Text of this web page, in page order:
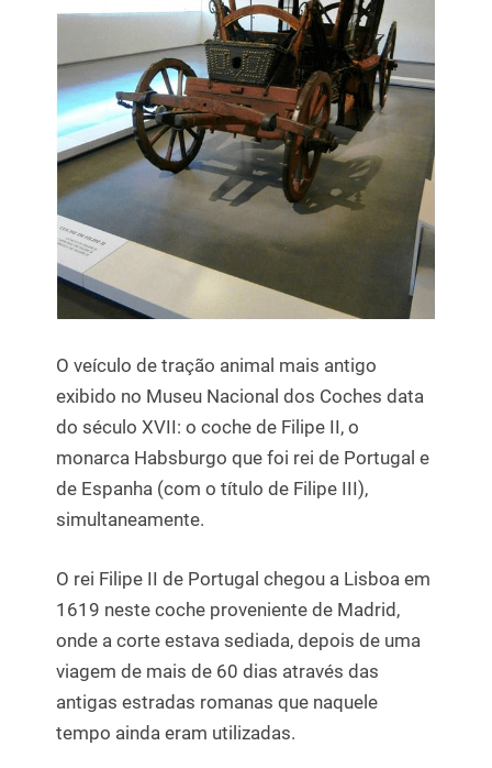
O veículo de tração animal mais antigo
exibido no Museu Nacional dos Coches data
do século XVII: o coche de Filipe II, o
monarca Habsburgo que foi rei de Portugal e
de Espanha (com o título de Filipe III),
simultaneamente.
O rei Filipe II de Portugal chegou a Lisboa em
1619 neste coche proveniente de Madrid,
onde a corte estava sediada, depois de uma
viagem de mais de 60 dias através das
antigas estradas romanas que naquele
tempo ainda eram utilizadas.